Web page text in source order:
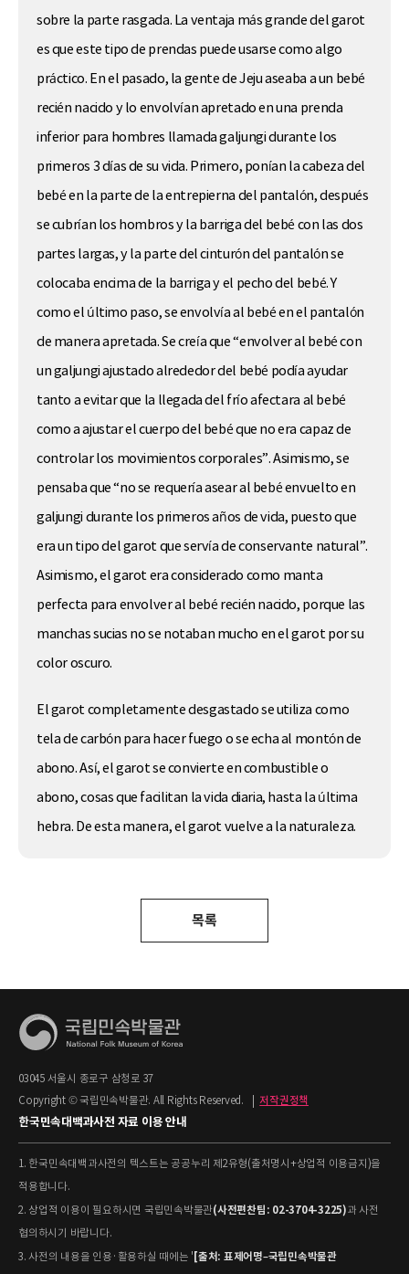
sobre la parte rasgada. La ventaja más grande del garot
es que este tipo de prendas puede usarse como algo
práctico. En el pasado, la gente de Jeju aseaba a un bebé
recién nacido y lo envolvían apretado en una prenda
inferior para hombres llamada galjungi durante los
primeros 3 días de su vida. Primero, ponían la cabeza del
bebé en la parte de la entrepierna del pantalón, después
se cubrían los hombros y la barriga del bebé con las dos
partes largas, y la parte del cinturón del pantalón se
colocaba encima de la barriga y el pecho del bebé. Y
como el último paso, se envolvía al bebé en el pantalón
de manera apretada. Se creía que “envolver al bebé con
un galjungi ajustado alrededor del bebé podía ayudar
tanto a evitar que la llegada del frío afectara al bebé
como a ajustar el cuerpo del bebé que no era capaz de
controlar los movimientos corporales”. Asimismo, se
pensaba que “no se requería asear al bebé envuelto en
galjungi durante los primeros años de vida, puesto que
era un tipo del garot que servía de conservante natural”.
Asimismo, el garot era considerado como manta
perfecta para envolver al bebé recién nacido, porque las
manchas sucias no se notaban mucho en el garot por su
color oscuro.
El garot completamente desgastado se utiliza como
tela de carbón para hacer fuego o se echa al montón de
abono. Así, el garot se convierte en combustible o
abono, cosas que facilitan la vida diaria, hasta la última
hebra. De esta manera, el garot vuelve a la naturaleza.
목록
03045 서울시 종로구 삼청로 37
Copyright © 국립민속박물관. All Rights Reserved.
저작권정책
한국민속대백과사전 자료 이용 안내
1. 한국민속대백과사전의 텍스트는 공공누리 제2유형(출처명시+상업적 이용금지)을
적용합니다.
2. 상업적 이용이 필요하시면 국립민속박물관(사전편찬팀: 02-3704-3225)과 사전
협의하시기 바랍니다.
3. 사전의 내용을 인용·활용하실 때에는 '[출처: 표제어명–국립민속박물관